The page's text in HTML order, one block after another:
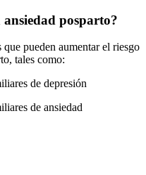
ansiedad posparto?
pueden aumentar el riesgo
tales como:
de depresión
de ansiedad